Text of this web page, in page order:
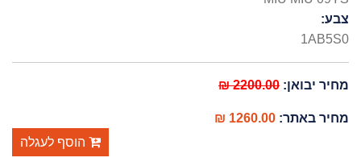
צבע:
1AB5S0
מחיר יבואן:2200.00 ₪
מחיר באתר:1260.00 ₪
הוסף לעגלה